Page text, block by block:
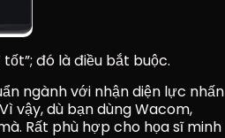
đó là điều bắt buộc.
ngành với nhận diện lực nhấn
vậy, dù bạn dùng Wacom,
Rất phù hợp cho họa sĩ minh